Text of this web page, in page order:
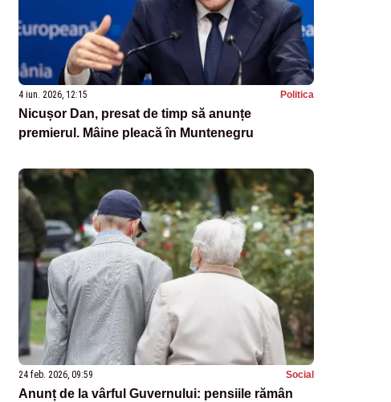
4 iun. 2026, 12:15 Politica
Nicușor Dan, presat de timp să anunțe
premierul. Mâine pleacă în Muntenegru
24 feb. 2026, 09:59 Social
Anunț de la vârful Guvernului: pensiile rămân